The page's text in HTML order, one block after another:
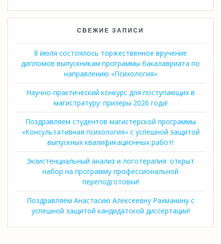
СВЕЖИЕ ЗАПИСИ
8 июля состоялось торжественное вручение
дипломов выпускникам программы бакалавриата по
направлению «Психология»
Научно-практический конкурс для поступающих в
магистратуру: призеры 2026 года!
Поздравляем студентов магистерской программы
«Консультативная психология» с успешной защитой
выпускных квалификационных работ!
Экзистенциальный анализ и логотерапия: открыт
набор на программу профессиональной
переподготовки!
Поздравляем Анастасию Алексеевну Рахманину с
успешной защитой кандидатской диссертации!